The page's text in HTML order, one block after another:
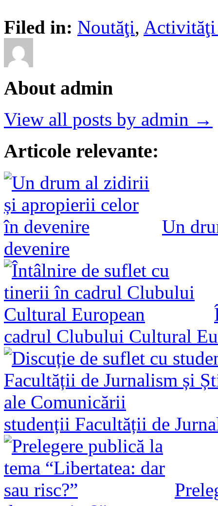
Filed in: Noutăţi, Activităţi
About admin
View all posts by admin →
Articole relevante:
Un
devenire
cadrul Clubului Cultural
studenții Facultății de